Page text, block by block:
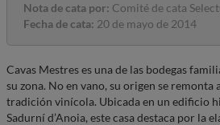
Nota de cata por: Comité de cata
Fecha de cata: 20 de mayo de 2014
Cavas Mestres es una de las bodegas
su zona. No en vano, su origen se
tradición vinícola. Ubicada en un edificio
Sadurní d’Anoia, este casa destaca por la